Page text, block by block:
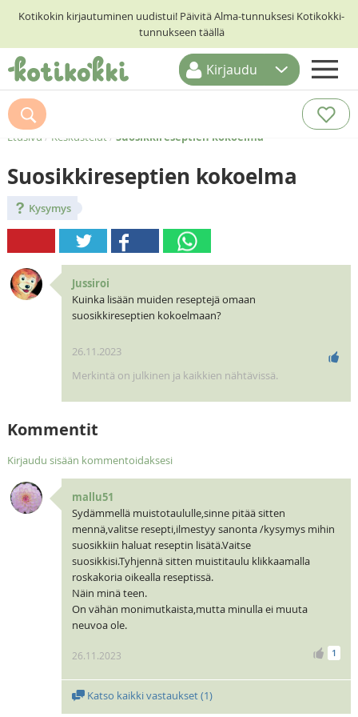
Kotikokin kirjautuminen uudistui! Päivitä Alma-tunnuksesi Kotikokki-
tunnukseen täällä
ETUSIVU
RESEPTIHAKU
RUOKATEEMAT
KESKUSTELUT
KOTIKOKIT
Kirjaudu
Etusivu / Keskustelut/ Suosikkireseptien kokoelma
Suosikkireseptien kokoelma
Kysymys
Jussiroi
Kuinka lisään muiden reseptejä omaan
suosikkireseptien kokoelmaan?
26.11.2023
Merkintä on julkinen ja kaikkien nähtävissä.
Kommentit
Kirjaudu sisään kommentoidaksesi
mallu51
Sydämmellä muistotaululle,sinne pitää sitten
mennä,valitse resepti,ilmestyy sanonta /kysymys mihin
suosikkiin haluat reseptin lisätä.Vaitse
suosikkisi.Tyhjennä sitten muistitaulu klikkaamalla
roskakoria oikealla reseptissä.
Näin minä teen.
On vähän monimutkaista,mutta minulla ei muuta
neuvoa ole.
1
26.11.2023
Katso kaikki vastaukset (1)